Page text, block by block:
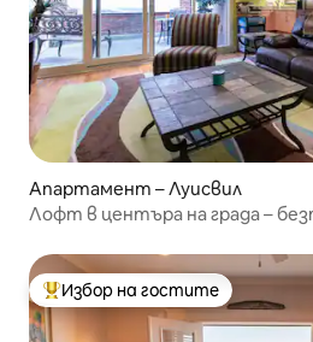
Апартамент – Луисвил
Лофт в центъра на града –
Най-популярен избор на гостите
Избор на гостите